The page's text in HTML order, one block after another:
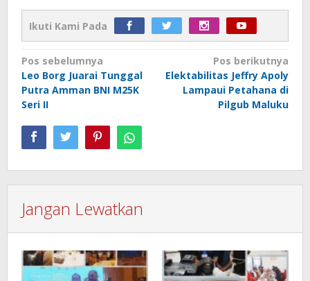
Ikuti Kami Pada
Navigasi
pos
Pos sebelumnya
Leo Borg Juarai Tunggal
Putra Amman BNI M25K
Seri II
Pos berikutnya
Elektabilitas Jeffry Apoly
Lampaui Petahana di
Pilgub Maluku
Jangan Lewatkan